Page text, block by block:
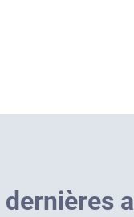
dernières a